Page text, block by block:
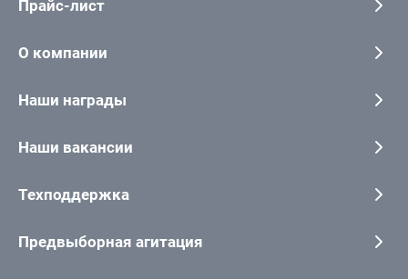
Прайс-лист
О компании
Наши награды
Наши вакансии
Техподдержка
Предвыборная агитация